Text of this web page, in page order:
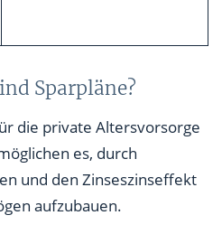
Sparpläne?
die private Altersvorsorge
es, durch
und den Zinseszinseffekt
aufzubauen.